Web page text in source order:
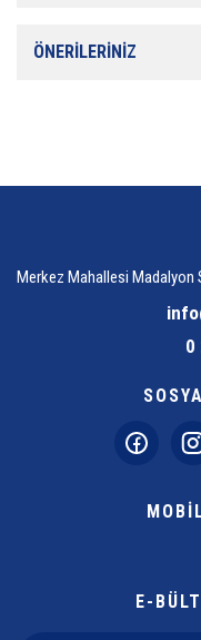
ÖNERİLERİNİZ
Merkez Mahallesi
0
E-